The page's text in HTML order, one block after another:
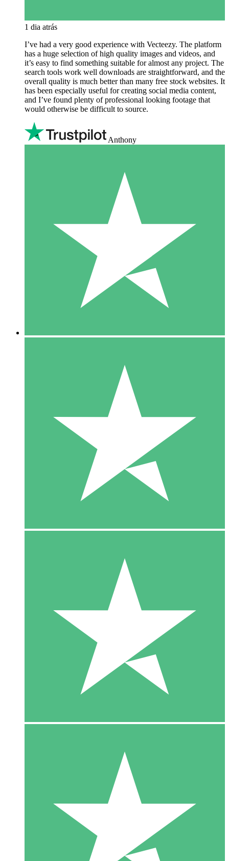
1 dia atrás
I’ve had a very good experience with Vecteezy. The platform
has a huge selection of high quality images and videos, and
it’s easy to find something suitable for almost any project. The
search tools work well downloads are straightforward, and the
overall quality is much better than many free stock websites. It
has been especially useful for creating social media content,
and I’ve found plenty of professional looking footage that
would otherwise be difficult to source.
Anthony